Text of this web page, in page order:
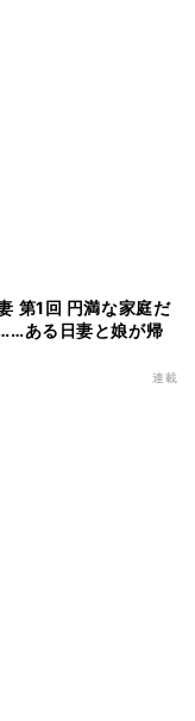
第1回 円満な家庭だ
ある日妻と娘が帰
連載